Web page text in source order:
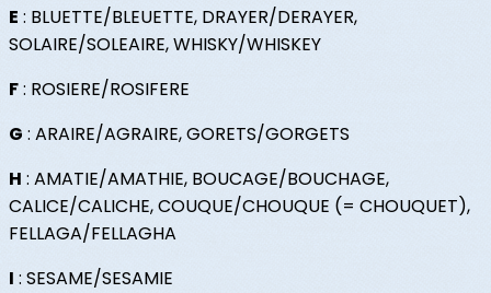
E : BLUETTE/BLEUETTE, DRAYER/DERAYER,
SOLAIRE/SOLEAIRE, WHISKY/WHISKEY
F: ROSIERE/ROSIFERE
G : ARAIRE/AGRAIRE, GORETS/GORGETS
H : AMATIE/AMATHIE, BOUCAGE/BOUCHAGE,
CALICE/CALICHE, COUQUE/CHOUQUE (= CHOUQUET),
FELLAGA/FELLAGHA
I : SESAME/SESAMIE